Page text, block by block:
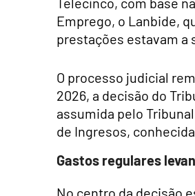
Emprego, o Lanbide,
prestações estavam a
O processo judicial
2026, a decisão do
assumida pelo
de Ingresos,
Gastos regulares
No centro da decisão